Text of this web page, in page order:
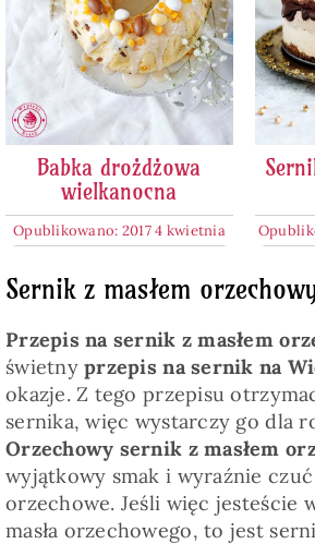
Babka drożdżowa
wielkanocna
Opublikowano: 2017 4 kwietnia
Sernik z masłem
Przepis na sernik z masłem
świetnyprzepis na sernik na
okazje. Z tego przepisu
sernika, więc wystarczy go dla
Orzechowy sernik z masłem
wyjątkowy smak i wyraźnie czuć
orzechowe. Jeśli więc jesteście
masła orzechowego, to jest